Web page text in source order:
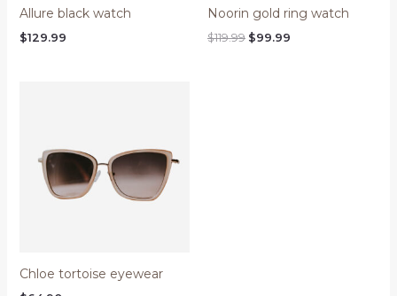
Allure black watch
$129.99
Noorin gold ring watch
$119.99 $99.99
Chloe tortoise eyewear